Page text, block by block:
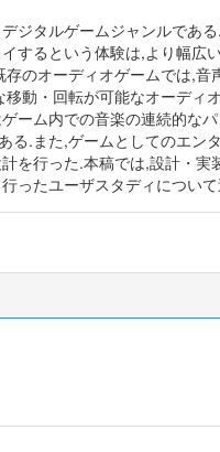
ジタルゲームジャンルであ
するという体験は,より幅広
のオーディオゲームでは,
動・回転が可能なオーディ
ーム内での音楽の連続的な
.また,ゲームとしてのエン
を行った.本稿では,設計・
ったユーザスタディについ